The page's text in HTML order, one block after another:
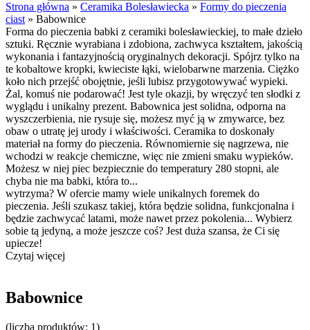
Strona główna » Ceramika Bolesławiecka » Formy do pieczenia
ciast » Babownice
Forma do pieczenia babki z ceramiki bolesławieckiej, to małe dzieło
sztuki. Ręcznie wyrabiana i zdobiona, zachwyca kształtem, jakością
wykonania i fantazyjnością oryginalnych dekoracji. Spójrz tylko na
te kobaltowe kropki, kwieciste łąki, wielobarwne marzenia. Ciężko
koło nich przejść obojętnie, jeśli lubisz przygotowywać wypieki.
Żal, komuś nie podarować! Jest tyle okazji, by wręczyć ten słodki z
wyglądu i unikalny prezent. Babownica jest solidna, odporna na
wyszczerbienia, nie rysuje się, możesz myć ją w zmywarce, bez
obaw o utratę jej urody i właściwości. Ceramika to doskonały
materiał na formy do pieczenia. Równomiernie się nagrzewa, nie
wchodzi w reakcje chemiczne, więc nie zmieni smaku wypieków.
Możesz w niej piec bezpiecznie do temperatury 280 stopni, ale
chyba nie ma babki, która to...
wytrzyma? W ofercie mamy wiele unikalnych foremek do
pieczenia. Jeśli szukasz takiej, która będzie solidna, funkcjonalna i
będzie zachwycać latami, może nawet przez pokolenia... Wybierz
sobie tą jedyną, a może jeszcze coś? Jest duża szansa, że Ci się
upiecze!
Czytaj więcej
Babownice
(liczba produktów: 1)